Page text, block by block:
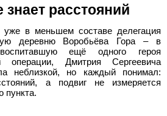
знает расстояний
в меньшем составе делегация
деревню Воробьёва Гора – в
ещё одного героя
операции, Дмитрия Сергеевича
неблизкой, но каждый понимал:
а подвиг не измеряется
пункта.